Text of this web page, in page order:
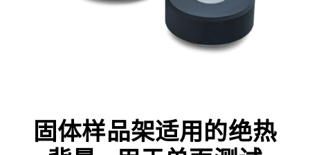
固体样品架适用的绝热